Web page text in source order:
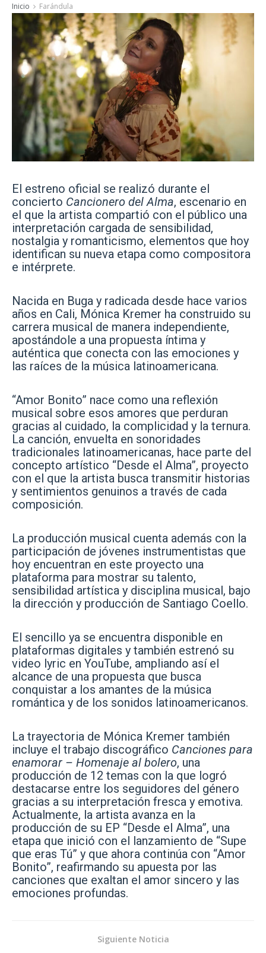
Inicio Farándula
El estreno oficial se realizó durante el
concierto Cancionero del Alma, escenario en
el que la artista compartió con el público una
interpretación cargada de sensibilidad,
nostalgia y romanticismo, elementos que hoy
identifican su nueva etapa como compositora
e intérprete.
Nacida en Buga y radicada desde hace varios
años en Cali, Mónica Kremer ha construido su
carrera musical de manera independiente,
apostándole a una propuesta íntima y
auténtica que conecta con las emociones y
las raíces de la música latinoamericana.
“Amor Bonito” nace como una reflexión
musical sobre esos amores que perduran
gracias al cuidado, la complicidad y la ternura.
La canción, envuelta en sonoridades
tradicionales latinoamericanas, hace parte del
concepto artístico “Desde el Alma”, proyecto
con el que la artista busca transmitir historias
y sentimientos genuinos a través de cada
composición.
La producción musical cuenta además con la
participación de jóvenes instrumentistas que
hoy encuentran en este proyecto una
plataforma para mostrar su talento,
sensibilidad artística y disciplina musical, bajo
la dirección y producción de Santiago Coello.
El sencillo ya se encuentra disponible en
plataformas digitales y también estrenó su
video lyric en YouTube, ampliando así el
alcance de una propuesta que busca
conquistar a los amantes de la música
romántica y de los sonidos latinoamericanos.
La trayectoria de Mónica Kremer también
incluye el trabajo discográfico Canciones para
enamorar – Homenaje al bolero, una
producción de 12 temas con la que logró
destacarse entre los seguidores del género
gracias a su interpretación fresca y emotiva.
Actualmente, la artista avanza en la
producción de su EP “Desde el Alma”, una
etapa que inició con el lanzamiento de “Supe
que eras Tú” y que ahora continúa con “Amor
Bonito”, reafirmando su apuesta por las
canciones que exaltan el amor sincero y las
emociones profundas.
Siguiente Noticia